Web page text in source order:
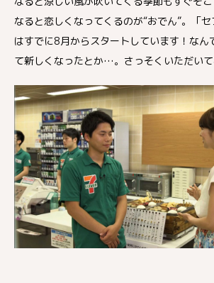
なると恋しくなってくるのが“おでん”。「
はすでに8月からスタートしています！なん
て新しくなったとか…。さっそくいただいて